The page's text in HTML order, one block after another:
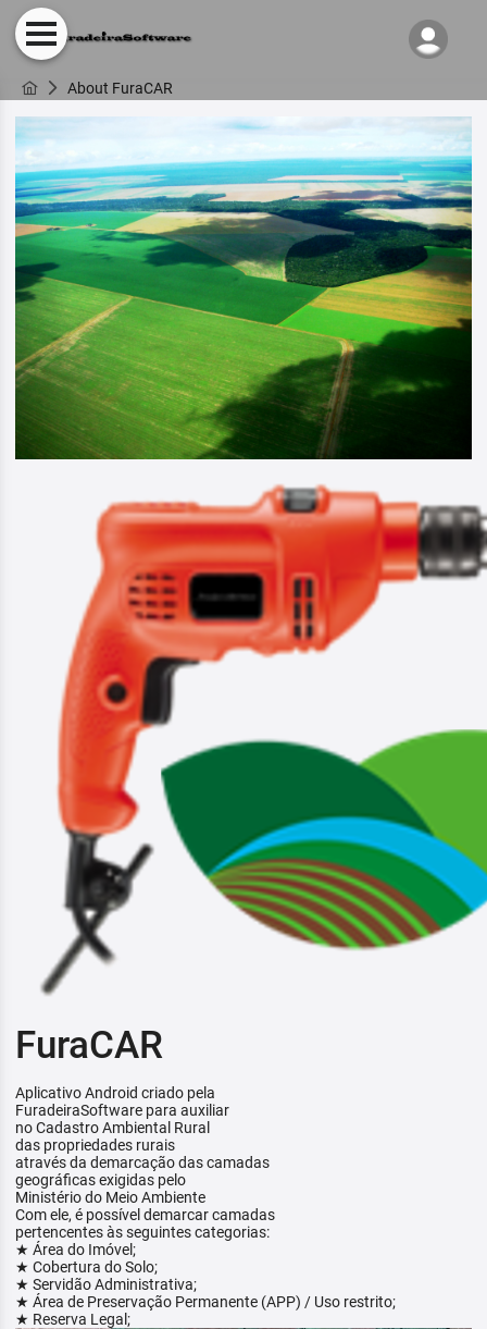
About FuraCAR
FuraCAR
Aplicativo Android criado pela
FuradeiraSoftware para auxiliar
no Cadastro Ambiental Rural
das propriedades rurais
através da demarcação das camadas
geográficas exigidas pelo
Ministério do Meio Ambiente
Com ele, é possível demarcar camadas
pertencentes às seguintes categorias:
★ Área do Imóvel;
★ Cobertura do Solo;
★ Servidão Administrativa;
★ Área de Preservação Permanente (APP) / Uso restrito;
★ Reserva Legal;